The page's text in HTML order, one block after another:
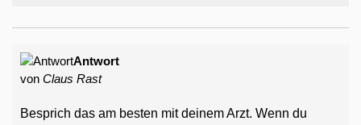
Antwort
von Claus Rast
Besprich das am besten mit deinem Arzt. Wenn du